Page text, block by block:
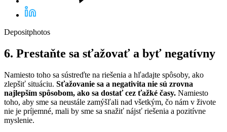
Depositphotos
6. Prestaňte sa sťažovať a byť negatívny
Namiesto toho sa sústreďte na riešenia a hľadajte spôsoby, ako
zlepšiť situáciu. Sťažovanie sa a negativita nie sú zrovna
najlepším spôsobom, ako sa dostať cez ťažké časy. Namiesto
toho, aby sme sa neustále zamýšľali nad všetkým, čo nám v živote
nie je príjemné, mali by sme sa snažiť nájsť riešenia a pozitívne
myslenie.